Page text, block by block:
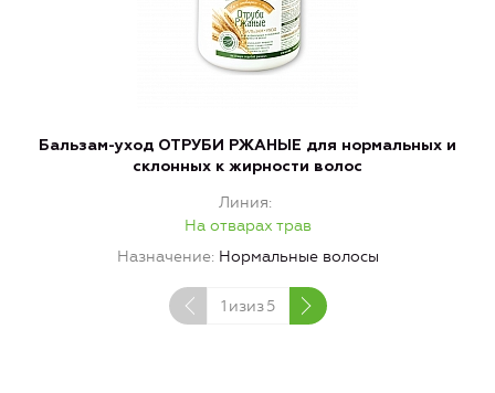
Бальзам-уход ОТРУБИ РЖАНЫЕ для нормальных и
склонных к жирности волос
Линия
На отварах трав
Назначение Нормальные волосы
1 изиз 5